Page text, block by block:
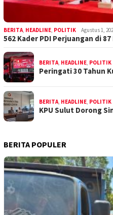
BERITA, HEADLINE, POLITIK Agustus 1,
562 Kader PDI Perjuangan di
BERITA, HEADLINE, POLITIK
Peringati 30 Tahun
BERITA, HEADLINE, POLITIK
KPU Sulut Dorong
BERITA POPULER